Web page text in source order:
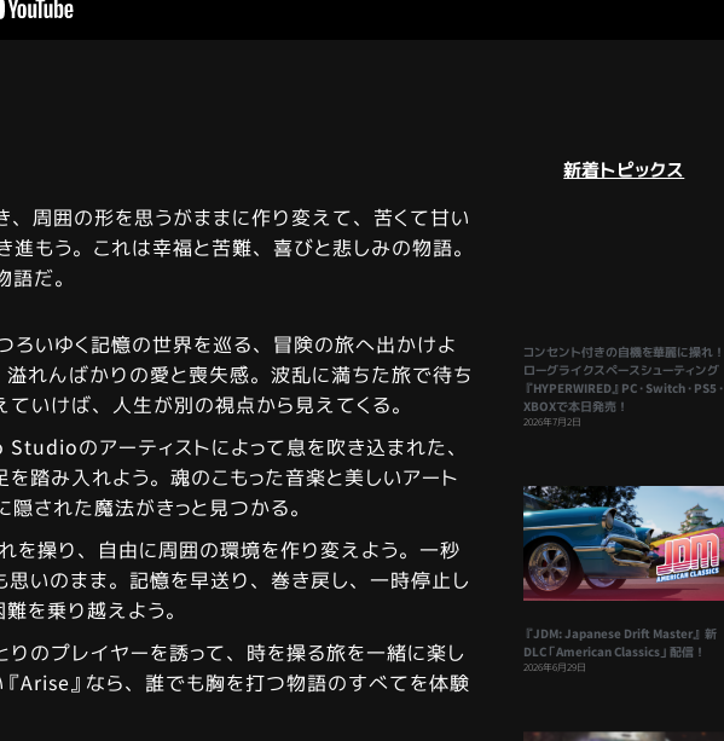
、周囲の形を思うがままに作り変えて、苦くて甘い
もう。これは幸福と苦難、喜びと悲しみの物語。
だ。
ろいゆく記憶の世界を巡る、冒険の旅へ出かけよ
溢れんばかりの愛と喪失感。波乱に満ちた旅で待ち
いけば、人生が別の視点から見えてくる。
のアーティストによって息を吹き込まれた、
踏み入れよう。魂のこもった音楽と美しいアート
された魔法がきっと見つかる。
を操り、自由に周囲の環境を作り変えよう。一秒
思いのまま。記憶を早送り、巻き戻し、一時停止し
を乗り越えよう。
りのプレイヤーを誘って、時を操る旅を一緒に楽し
Arise』なら、誰でも胸を打つ物語のすべてを体験
新着トピックス
コンセント付きの自機を華麗に操れ！
ローグライクスペースシューティング
『HYPERWIRED』PC・Switch・PS5・
XBOXで本日発売！
2026年7月2日
『JDM: Japanese Drift Master』 新
DLC「American Classics」配信！
2026年6月29日